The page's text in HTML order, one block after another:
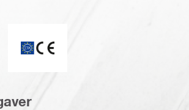
/ Racing Tip